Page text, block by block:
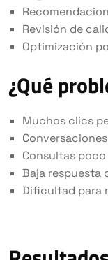
Revisión de
Optimización
¿Qué
Muchos clics
Consultas
Baja respuesta
Dificultad para